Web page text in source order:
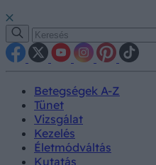
Betegségek A-Z
Tünet
Vizsgálat
Kezelés
Életmódváltás
Kutatás